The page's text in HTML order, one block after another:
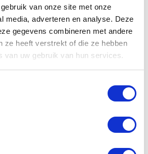
van onze site met onze
media, adverteren en analyse. Deze
gegevens combineren met andere
ze heeft verstrekt of die ze hebben
van uw gebruik van hun services.
-20%